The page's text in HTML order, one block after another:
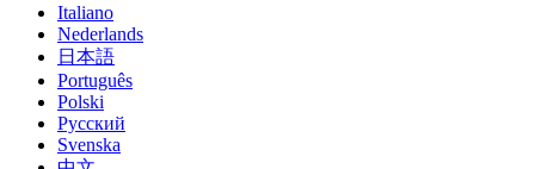
Italiano
Nederlands
日本語
Português
Polski
Русский
Svenska